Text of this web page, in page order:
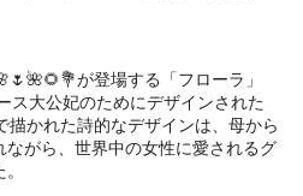
が登場する「フローラ」
ス大公妃のためにデザインされた
描かれた詩的なデザインは、母から
がら、世界中の女性に愛されるグ